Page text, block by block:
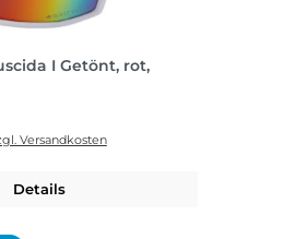
I Getönt, rot,
Versandkosten
Details